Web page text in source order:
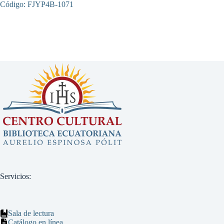
Código: FJYP4B-1071
Servicios:
Sala de lectura
Catálogo en línea